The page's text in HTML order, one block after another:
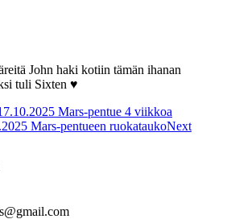
John haki kotiin tämän ihanan
tuli Sixten ♥
Mars-pentue 4 viikkoa
Mars-pentueen ruokataukoNext